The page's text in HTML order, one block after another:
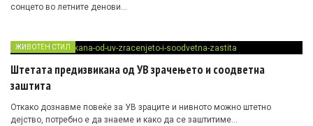
сонцето во летните денови…
ЖИВОТЕН СТИЛ
Штетата предизвикана од УВ зрачењето и соодветна
заштита
Откако дознавме повеќе за УВ зраците и нивното можно штетно
дејство, потребно е да знаеме и како да се заштитиме…